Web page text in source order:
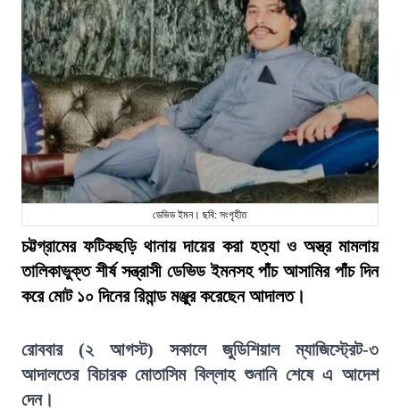
ডেভিড ইমন। ছবি: সংগৃহীত
চট্টগ্রামের ফটিকছড়ি থানায় দায়ের করা হত্যা ও অস্ত্র মামলায়
তালিকাভুক্ত শীর্ষ সন্ত্রাসী ডেভিড ইমনসহ পাঁচ আসামির পাঁচ দিন
করে মোট ১০ দিনের রিমান্ড মঞ্জুর করেছেন আদালত।
রোববার (২ আগস্ট) সকালে জুডিশিয়াল ম্যাজিস্ট্রেট-৩
আদালতের বিচারক মোতাসিম বিল্লাহ শুনানি শেষে এ আদেশ
দেন।